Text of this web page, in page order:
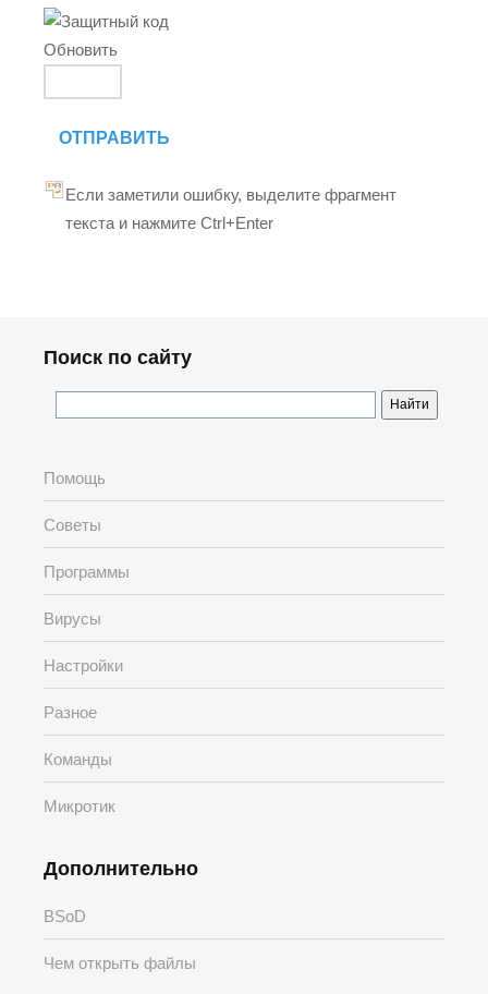
Обновить
ОТПРАВИТЬ
Если заметили ошибку, выделите фрагмент
текста и нажмите Ctrl+Enter
Поиск по сайту
Помощь
Советы
Программы
Вирусы
Настройки
Разное
Команды
Микротик
Дополнительно
BSoD
Чем открыть файлы